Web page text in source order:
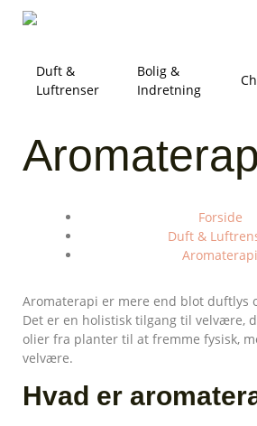
Duft &
Luftrenser
Bolig &
Indretning
Forside
Duft &
Aromaterapi
Aromaterapi er mere end blot duftlys
Det er en holistisk tilgang til velvære,
olier fra planter til at fremme fysisk,
velvære.
Hvad er